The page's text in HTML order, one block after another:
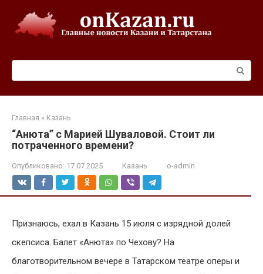
контенту
Главная » Казань
“Анюта” с Марией Шуваловой. Стоит ли
потраченного времени?
Опубликовано: 17.07.2025 Казань o-admin
Признаюсь, ехал в Казань 15 июля с изрядной долей
скепсиса. Балет «Анюта» по Чехову? На
благотворительном вечере в Татарском театре оперы и